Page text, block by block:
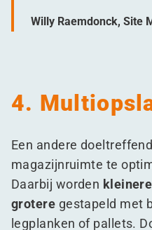
Willy Raemdonck, Site
4.
Een andere
magazijnruimte te
Daarbij worden
grotere gestapeld met
legplanken of pallets.